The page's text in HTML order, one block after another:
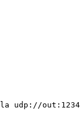
udp://out:1234